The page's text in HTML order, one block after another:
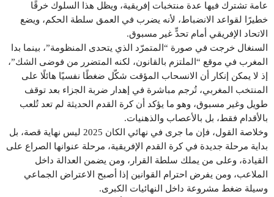
عامة تشترك فيها عدة منتخبات إفريقية، ويظل هذا السلوك خرقًا
خطيرًا لقواعد الانضباط، لأنه يضرب في العمق سلطة الحكم، ويضع
الاتحاد الإفريقي أمام تحدٍّ غير مسبوق.
السنغال خرجت في صورة “المتمرّد الذي يتحدى المنظومة”، بينما بدا
المغرب في موقع “الملتزم بالقانون، لكنه المتضرر من فوضى الشك”،
إذ لا يمكن إنكار أن الانسحاب المؤقت شكّل ضغطًا نفسيًا هائلًا على
المنتخب المغربي، تُرجم مباشرة في إهدار ضربة الجزاء بعد توقف
طويل وغير مسبوق، وهو ما يؤكد أن كرة القدم الحديثة لم تعد تُلعب
بالأقدام فقط، بل بالأعصاب والذهنيات.
وخلاصة القول، فإن ما جرى في نهائي الكان 2025 ليس نهاية قصة، بل
بداية مرحلة جديدة في كرة القدم الإفريقية، مرحلة عنوانها الصراع على
القيادة، وعلى من يملك سلطة القرار، ومن يضمن العدالة داخل
الملاعب، ومن يفرض احترام القوانين إذا أصبح الاعتراض الجماعي
وسيلة ضغط مشروعة داخل النهائيات الكبرى.